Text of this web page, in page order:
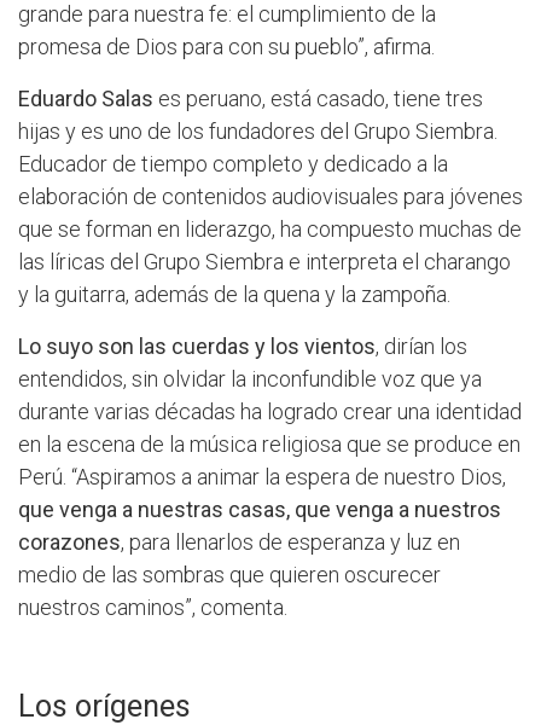
grande para nuestra fe: el cumplimiento de la
promesa de Dios para con su pueblo”, afirma.
Eduardo Salas es peruano, está casado, tiene tres
hijas y es uno de los fundadores del Grupo Siembra.
Educador de tiempo completo y dedicado a la
elaboración de contenidos audiovisuales para jóvenes
que se forman en liderazgo, ha compuesto muchas de
las líricas del Grupo Siembra e interpreta el charango
y la guitarra, además de la quena y la zampoña.
Lo suyo son las cuerdas y los vientos, dirían los
entendidos, sin olvidar la inconfundible voz que ya
durante varias décadas ha logrado crear una identidad
en la escena de la música religiosa que se produce en
Perú. “Aspiramos a animar la espera de nuestro Dios,
que venga a nuestras casas, que venga a nuestros
corazones, para llenarlos de esperanza y luz en
medio de las sombras que quieren oscurecer
nuestros caminos”, comenta.
Los orígenes